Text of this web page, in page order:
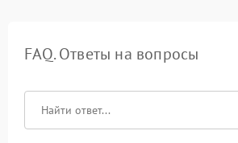
FAQ. Ответы на вопросы